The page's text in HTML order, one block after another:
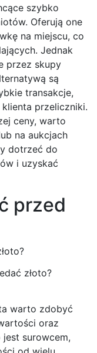
szybko
Oferują one
na miejscu, co
Jednak
przez skupy
są
transakcje,
przeliczniki.
ceny, warto
na aukcjach
dotrzeć do
i uzyskać
przed
złoto?
warto zdobyć
oraz
surowcem,